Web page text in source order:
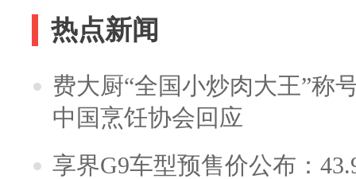
热点新闻
费大厨“全国小炒肉大王”称
中国烹饪协会回应
享界G9车型预售价公布：